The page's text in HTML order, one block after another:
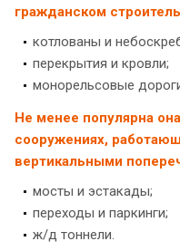
гражданском
котлованы и
перекрытия и кровли;
монорельсовые
Не менее популярна
сооружениях,
вертикальными
мосты и эстакады;
переходы и паркинги;
ж/д тоннели.